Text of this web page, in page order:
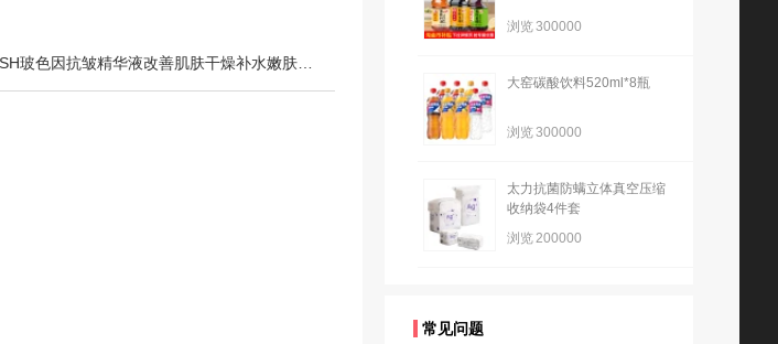
浏览300000
大窑碳酸饮料520ml*8瓶
浏览300000
太力抗菌防螨立体真空压缩
收纳袋4件套
浏览200000
常见问题